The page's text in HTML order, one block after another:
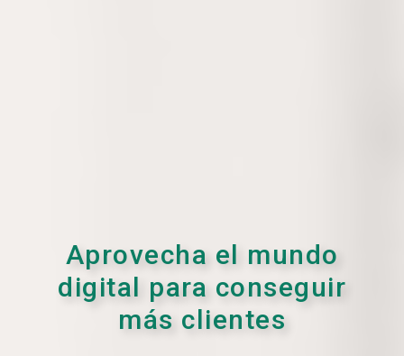
Aprovecha el mundo
digital para conseguir
más clientes